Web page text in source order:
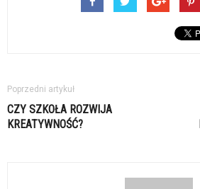
Poprzedni artykuł
CZY SZKOŁA ROZWIJA
KREATYWNOŚĆ?